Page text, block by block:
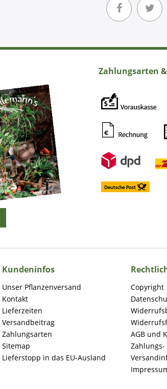
Zahlungsarten
Kundeninfos
Unser Pflanzenversand
Kontakt
Lieferzeiten
Versandbeitrag
Zahlungsarten
Sitemap
Lieferstopp in das EU-Ausland
Copyright
AGB und